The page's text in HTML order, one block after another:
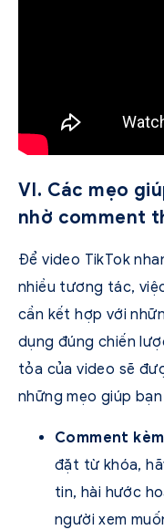
VI. Các mẹo
nhờ comment
Để video TikTok
nhiều tương tác,
cần kết hợp với
dụng đúng chiến
tỏa của video sẽ
những mẹo giúp
Comment
đặt từ khóa,
tin, hài hước
người xem